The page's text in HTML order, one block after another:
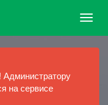
на сервисе